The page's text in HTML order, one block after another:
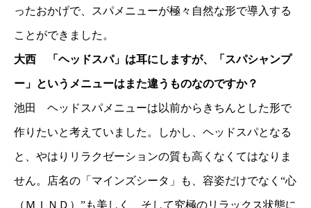
ったおかげで、スパメニューが極々自然な形で導入する
ことができました。
大西 「ヘッドスパ」は耳にしますが、「スパシャンプ
ー」というメニューはまた違うものなのですか？
池田 ヘッドスパメニューは以前からきちんとした形で
作りたいと考えていました。しかし、ヘッドスパとなる
と、やはりリラクゼーションの質も高くなくてはなりま
せん。店名の「マインズシータ」も、容姿だけでなく“心
（ＭＩＮＤ）”も美しく、そして究極のリラックス状態に